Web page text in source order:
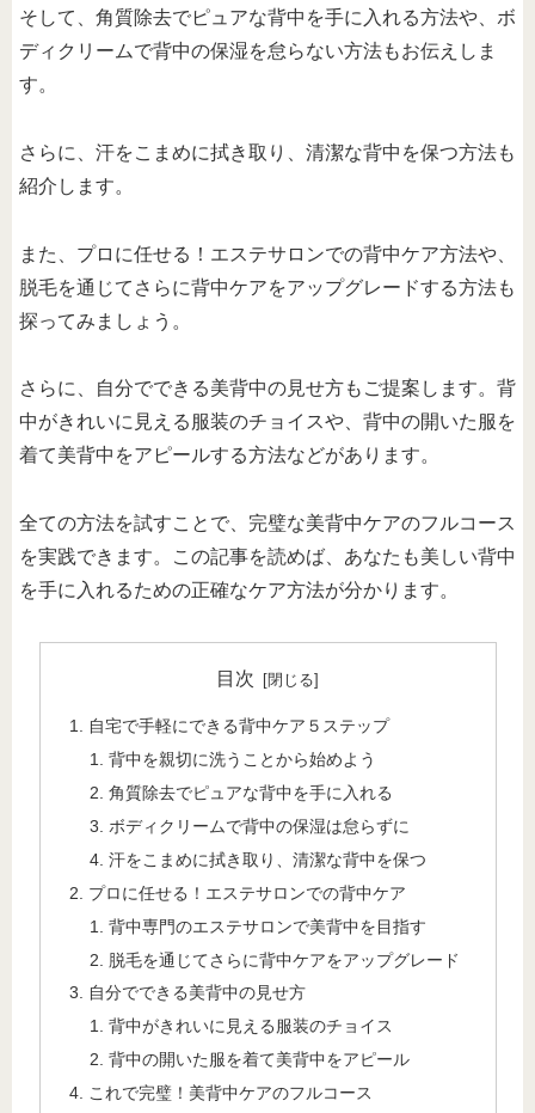
そして、角質除去でピュアな背中を手に入れる方法や、ボ
ディクリームで背中の保湿を怠らない方法もお伝えしま
す。
さらに、汗をこまめに拭き取り、清潔な背中を保つ方法も
紹介します。
また、プロに任せる！エステサロンでの背中ケア方法や、
脱毛を通じてさらに背中ケアをアップグレードする方法も
探ってみましょう。
さらに、自分でできる美背中の見せ方もご提案します。背
中がきれいに見える服装のチョイスや、背中の開いた服を
着て美背中をアピールする方法などがあります。
全ての方法を試すことで、完璧な美背中ケアのフルコース
を実践できます。この記事を読めば、あなたも美しい背中
を手に入れるための正確なケア方法が分かります。
目次
自宅で手軽にできる背中ケア５ステップ
背中を親切に洗うことから始めよう
角質除去でピュアな背中を手に入れる
ボディクリームで背中の保湿は怠らずに
汗をこまめに拭き取り、清潔な背中を保つ
プロに任せる！エステサロンでの背中ケア
背中専門のエステサロンで美背中を目指す
脱毛を通じてさらに背中ケアをアップグレード
自分でできる美背中の見せ方
背中がきれいに見える服装のチョイス
背中の開いた服を着て美背中をアピール
これで完璧！美背中ケアのフルコース